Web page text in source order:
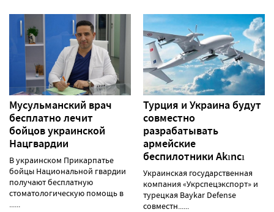
Мусульманский врач
бесплатно лечит
бойцов украинской
Нацгвардии
В украинском Прикарпатье
бойцы Национальной гвардии
получают бесплатную
стоматологическую помощь в
Турция и Украина будут
совместно
разрабатывать
армейские
беспилотники Akıncı
Украинская государственная
компания «Укрспецэкспорт» и
турецкая Baykar Defense
совместн......